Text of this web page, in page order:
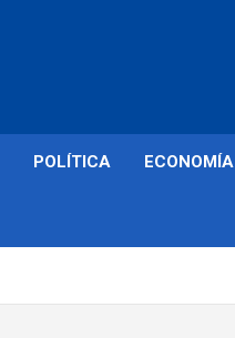
POLÍTICA ECONOMÍA